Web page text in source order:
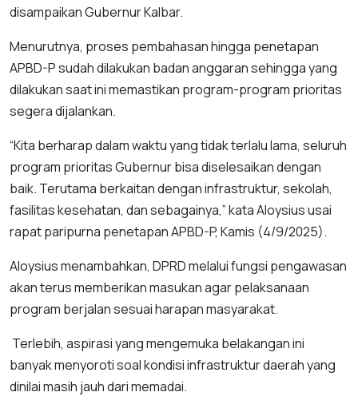
disampaikan Gubernur Kalbar.
Menurutnya, proses pembahasan hingga penetapan
APBD-P sudah dilakukan badan anggaran sehingga yang
dilakukan saat ini memastikan program-program prioritas
segera dijalankan.
“Kita berharap dalam waktu yang tidak terlalu lama, seluruh
program prioritas Gubernur bisa diselesaikan dengan
baik. Terutama berkaitan dengan infrastruktur, sekolah,
fasilitas kesehatan, dan sebagainya,” kata Aloysius usai
rapat paripurna penetapan APBD-P, Kamis (4/9/2025).
Aloysius menambahkan, DPRD melalui fungsi pengawasan
akan terus memberikan masukan agar pelaksanaan
program berjalan sesuai harapan masyarakat.
Terlebih, aspirasi yang mengemuka belakangan ini
banyak menyoroti soal kondisi infrastruktur daerah yang
dinilai masih jauh dari memadai.